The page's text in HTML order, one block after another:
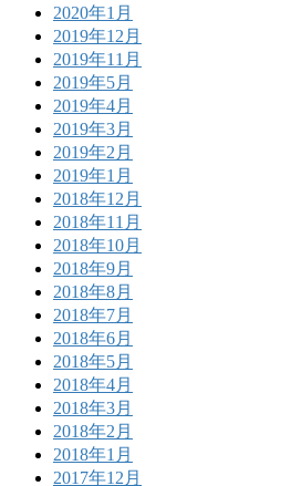
2020年1月
2019年12月
2019年11月
2019年5月
2019年4月
2019年3月
2019年2月
2019年1月
2018年12月
2018年11月
2018年10月
2018年9月
2018年8月
2018年7月
2018年6月
2018年5月
2018年4月
2018年3月
2018年2月
2018年1月
2017年12月